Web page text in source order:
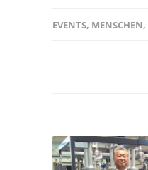
EVENTS, MENSCHEN,